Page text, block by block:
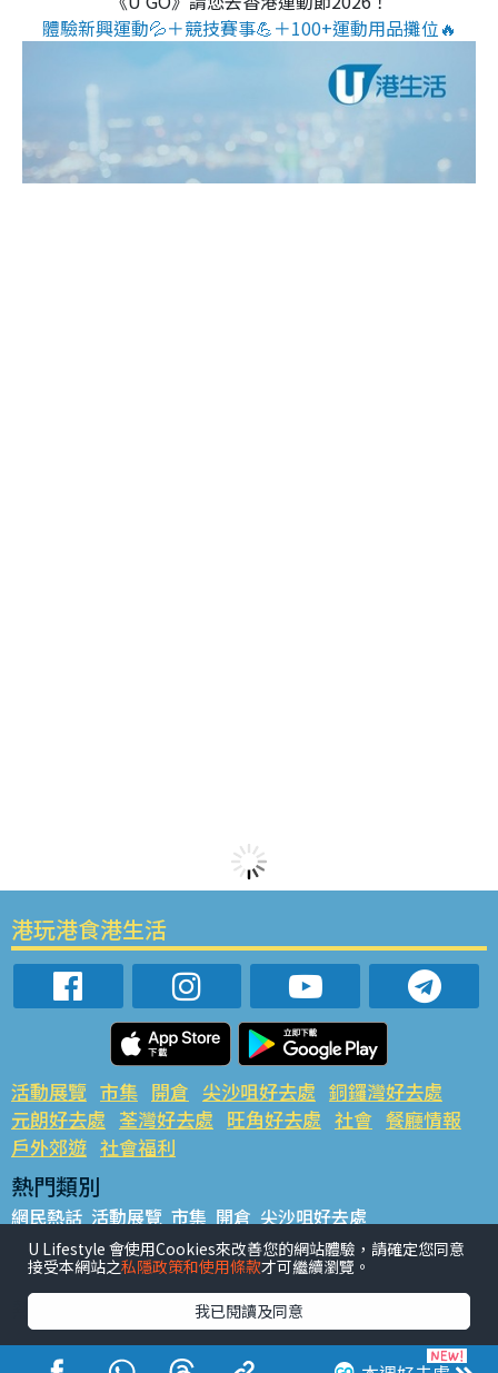
體驗新興運動💦＋競技賽事💪＋100+運動用品攤位🔥
港玩港食港生活
活動展覽 市集 開倉 尖沙咀好去處 銅鑼灣好去處
元朗好去處 荃灣好去處 旺角好去處 社會 餐廳情報
戶外郊遊 社會福利
熱門類別
網民熱話 活動展覽 市集 開倉 尖沙咀好去處
銅鑼灣好去處 元朗好去處 荃灣好去處 旺角好去處 社會
餐廳情報 戶外郊遊
熱門標籤
#UGO搵好去處 #人氣活動推介 #美食社群熱話
#親子玩樂好去處
#ULifestyle應用程式 #限時搶
U Lifestyle 會使用Cookies來改善您的網站體驗，請確定您同意
接受本網站之私隱政策和使用條款才可繼續瀏覽。
我已閱讀及同意